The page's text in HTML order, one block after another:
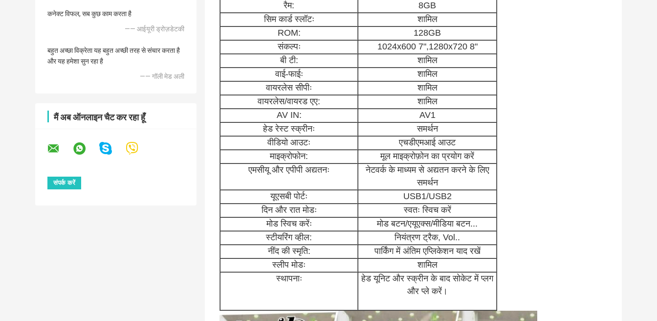
कनेक्ट विफल, सब कुछ काम करता है
—— आईयूरी ड्रोज़डेटकी
बहुत अच्छा विक्रेता यह बहुत अच्छी तरह से संचार करता है
और यह हमेशा सुन रहा है
—— गॉली मेड अली
मैं अब ऑनलाइन चैट कर रहा हूँ
रैम:
8GB
सिम कार्ड स्लॉटः
शामिल
ROM:
128GB
संकल्पः
1024x600 7",1280x720 8"
बी टी:
शामिल
वाई-फाईः
शामिल
वायरलेस सीपीः
शामिल
वायरलेस/वायरड एए:
शामिल
AV IN:
AV1
हेड रेस्ट स्क्रीनः
समर्थन
वीडियो आउटः
एचडीएमआई आउट
माइक्रोफोन:
मूल माइक्रोफ़ोन का प्रयोग करें
एमसीयू और एपीपी अद्यतनः
नेटवर्क के माध्यम से अद्यतन करने के लिए
समर्थन
यूएसबी पोर्टः
USB1/USB2
दिन और रात मोडः
स्वतः स्विच करें
मोड स्विच करेंः
मोड बटन/एयूएक्स/मीडिया बटन...
स्टीयरिंग व्हील:
नियंत्रण ट्रैक, Vol..
नींद की स्मृति:
पार्किंग में अंतिम एप्लिकेशन याद रखें
स्लीप मोडः
शामिल
स्थापनाः
हेड यूनिट और स्क्रीन के बाद सोकेट में प्लग
और प्ले करें।